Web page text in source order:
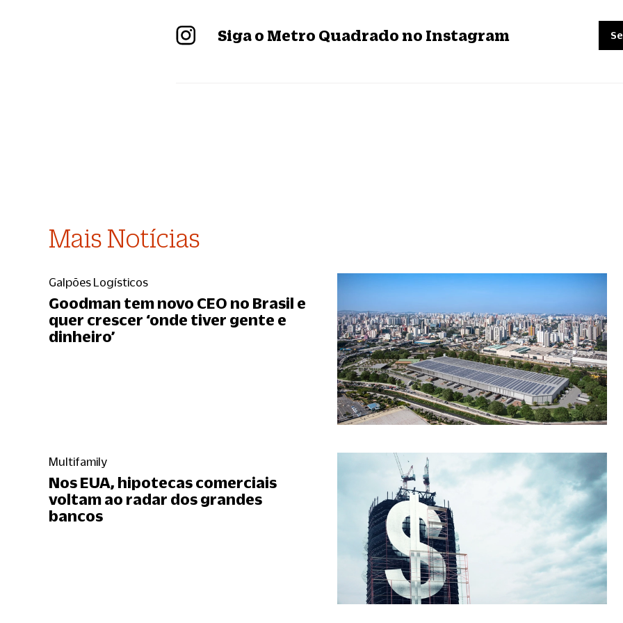
Siga o Metro Quadrado no Instagram
Mais Notícias
Galpões Logísticos
Goodman tem novo CEO no Brasil e
quer crescer ‘onde tiver gente e
dinheiro’
Multifamily
Nos EUA, hipotecas comerciais
voltam ao radar dos grandes
bancos